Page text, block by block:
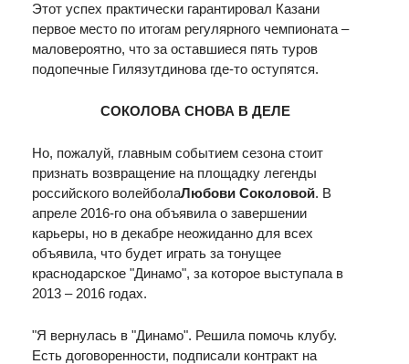
Этот успех практически гарантировал Казани
первое место по итогам регулярного чемпионата –
маловероятно, что за оставшиеся пять туров
подопечные Гилязутдинова где-то оступятся.
СОКОЛОВА СНОВА В ДЕЛЕ
Но, пожалуй, главным событием сезона стоит
признать возвращение на площадку легенды
российского волейболаЛюбови Соколовой. В
апреле 2016-го она объявила о завершении
карьеры, но в декабре неожиданно для всех
объявила, что будет играть за тонущее
краснодарское "Динамо", за которое выступала в
2013 – 2016 годах.
"Я вернулась в "Динамо". Решила помочь клубу.
Есть договоренности, подписали контракт на